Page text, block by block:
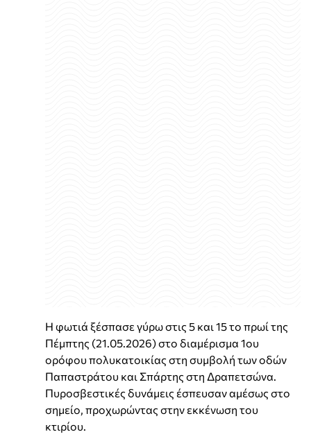
Η φωτιά ξέσπασε γύρω στις 5 και 15 το πρωί της
Πέμπτης (21.05.2026) στο διαμέρισμα 1ου
ορόφου πολυκατοικίας στη συμβολή των οδών
Παπαστράτου και Σπάρτης στη Δραπετσώνα.
Πυροσβεστικές δυνάμεις έσπευσαν αμέσως στο
σημείο, προχωρώντας στην εκκένωση του
κτιρίου.